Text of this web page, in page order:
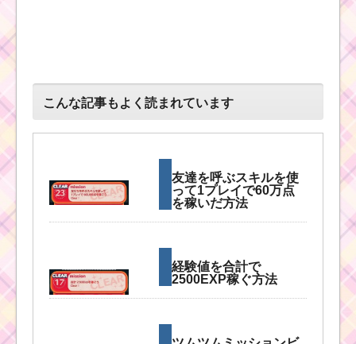
こんな記事もよく読まれています
友達を呼ぶスキルを使
って1プレイで60万点
を稼いだ方法
経験値を合計で
2500EXP稼ぐ方法